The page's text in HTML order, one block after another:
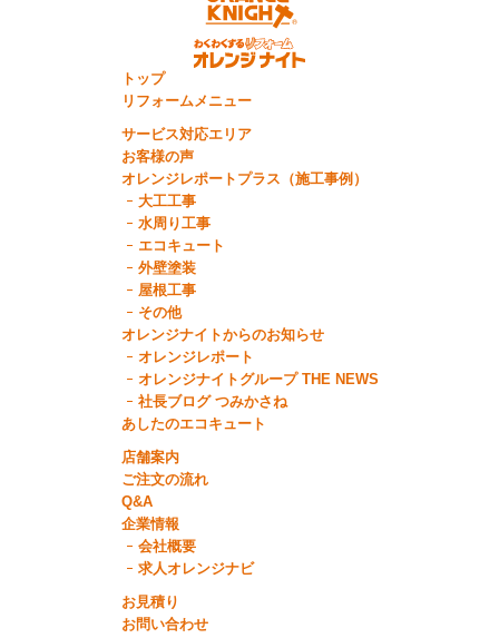
トップ
リフォームメニュー
サービス対応エリア
お客様の声
オレンジレポートプラス（施工事例）
大工工事
水周り工事
エコキュート
外壁塗装
屋根工事
その他
オレンジナイトからのお知らせ
オレンジレポート
オレンジナイトグループ THE NEWS
社長ブログ つみかさね
あしたのエコキュート
店舗案内
ご注文の流れ
Q&A
企業情報
会社概要
求人オレンジナビ
お見積り
お問い合わせ